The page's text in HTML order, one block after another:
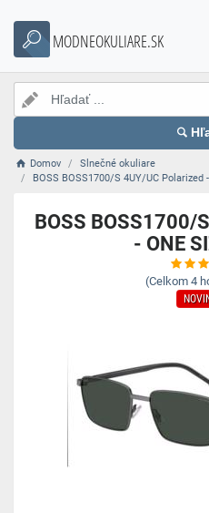
MODNEOKULIARE.SK
Domov
Slnečné okuliare
BOSS BOSS1700/S 4UY/UC Polarized
BOSS BOSS1700/
- ONE
(Celkom 4